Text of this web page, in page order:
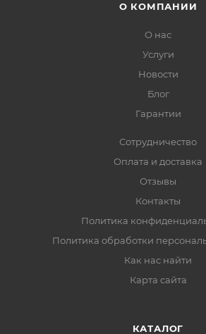
О КОМПАНИИ
О нас
Услуги
Новости
Блог
Гарантии
Сотрудничество
Оплата и доставка
Отзывы
Контакты
Политика
Политика обработки
Как нас найти
Карта сайта
КАТАЛОГ